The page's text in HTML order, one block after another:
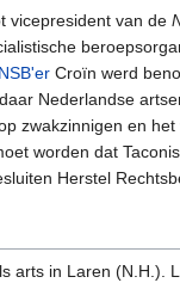
vicepresident van de
NSB'er Croïn werd
Nederlandse
zwakzinnigen en
worden dat
Herstel
arts in Laren (N.H.).